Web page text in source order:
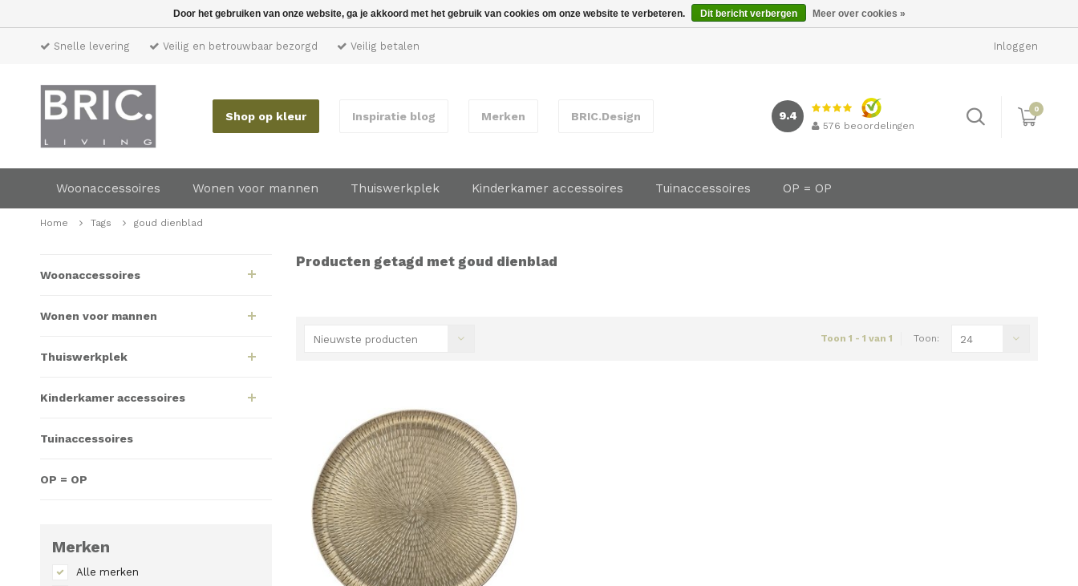
Snelle levering Veilig en betrouwbaar bezorgd Veilig betalen Inloggen
Shop op kleur Inspiratie blog Merken BRIC.Design 9.4
576 beoordelingen
0
Woonaccessoires Wonen voor mannen Thuiswerkplek Kinderkamer accessoires Tuinaccessoires OP = OP
Home Tags goud dienblad
Woonaccessoires
Wonen voor mannen
Thuiswerkplek
Kinderkamer accessoires
Tuinaccessoires
OP = OP
Merken
Alle merken
Producten getagd met goud dienblad
Nieuwste producten Toon 1 - 1 van 1 Toon: 24
Door het gebruiken van onze website, ga je akkoord met het gebruik van cookies om onze website te verbeteren. Dit bericht verbergen Meer over cookies »